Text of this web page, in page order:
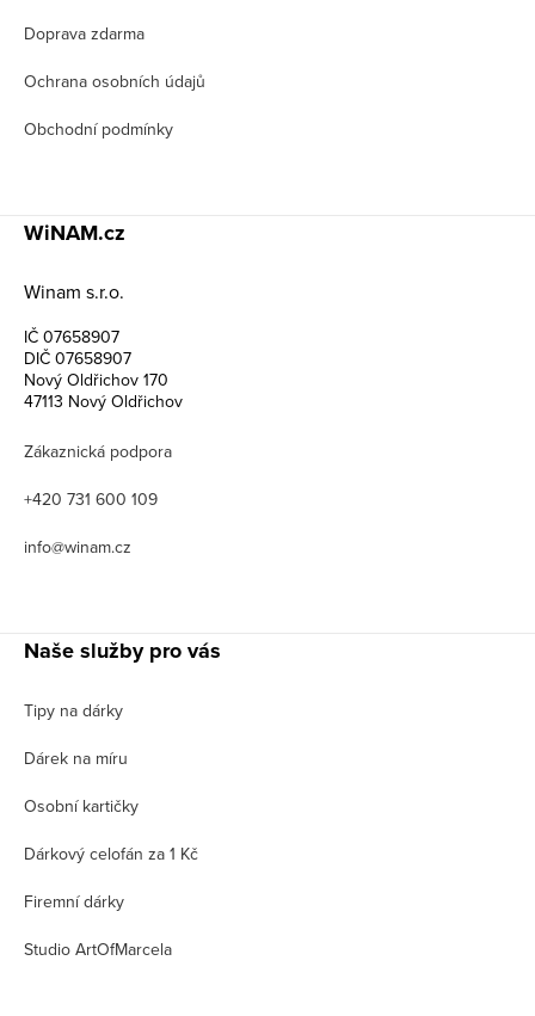
Doprava zdarma
Ochrana osobních údajů
Obchodní podmínky
WiNAM.cz
Winam s.r.o.
IČ 07658907
DIČ 07658907
Nový Oldřichov 170
47113 Nový Oldřichov
Zákaznická podpora
+420 731 600 109
info@winam.cz
Naše služby pro vás
Tipy na dárky
Dárek na míru
Osobní kartičky
Dárkový celofán za 1 Kč
Firemní dárky
Studio ArtOfMarcela